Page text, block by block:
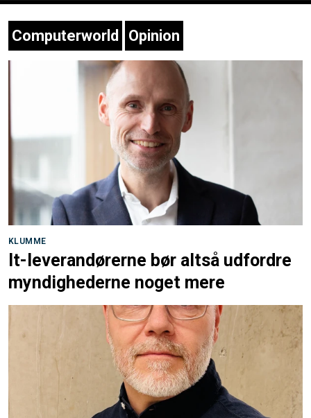
Computerworld Opinion
KLUMME
It-leverandørerne bør altså udfordre
myndighederne noget mere